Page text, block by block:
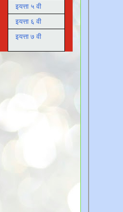
इयत्ता ५ वी
इयत्ता ६ वी
इयत्ता ७ वी